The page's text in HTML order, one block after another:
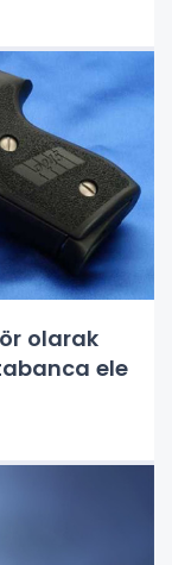
olarak
ele